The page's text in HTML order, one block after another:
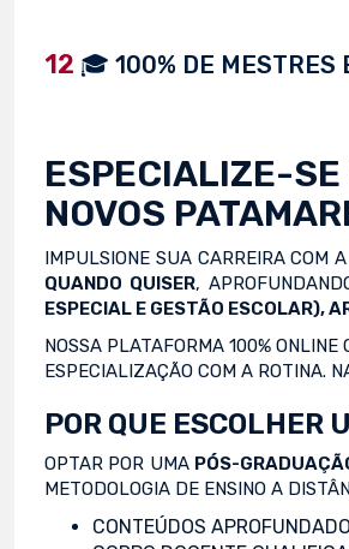
12 🎓 100% DE MESTRES
ESPECIALIZE-SE
NOVOS
IMPULSIONE SUA CARREIRA COM
QUANDO QUISER,
ESPECIAL E GESTÃO ESCOLAR),
NOSSA PLATAFORMA 100%
ESPECIALIZAÇÃO COM A ROTINA.
POR QUE ESCOLHER
OPTAR POR UMA PÓS-
METODOLOGIA DE ENSINO A
CONTEÚDOS